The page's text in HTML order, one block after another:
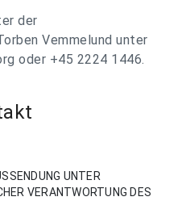
der
Vemmelund unter
oder +45 2224 1446.
UNTER
VERANTWORTUNG DES